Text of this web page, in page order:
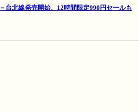
台北線発売開始、12時間限定990円セールも